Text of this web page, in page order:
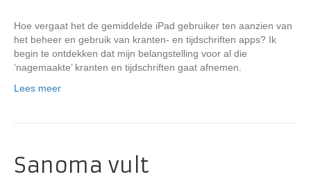
Hoe vergaat het de gemiddelde iPad gebruiker ten aanzien van
het beheer en gebruik van kranten- en tijdschriften apps? Ik
begin te ontdekken dat mijn belangstelling voor al die
‘nagemaakte’ kranten en tijdschriften gaat afnemen.
Lees meer
Sanoma vult